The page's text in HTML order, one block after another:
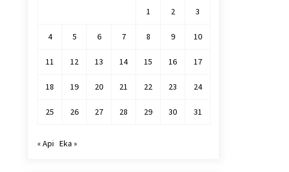
1
2 3
4 5 6 7 8 9 10
11 12 13 14 15 16 17
18 19 20 21 22 23 24
25 26 27 28 29 30 31
« Api Eka »